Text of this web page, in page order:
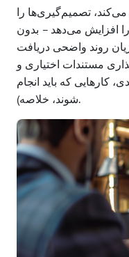
تصمیم‌گیری‌ها را
افزایش می‌دهد – بدون
روند واضحی دریافت
مستندات اختیاری و
کارهایی که باید انجام
شوند، خلاصه).